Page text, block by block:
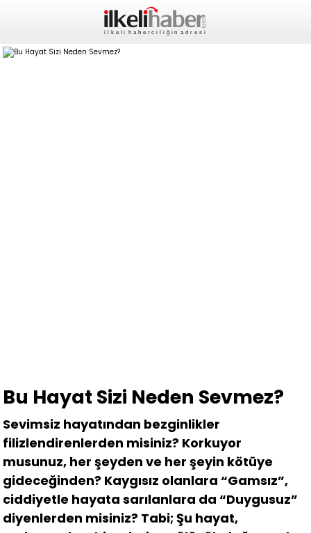
Bu Hayat Sizi Neden Sevmez?
Sevimsiz hayatından bezginlikler
filizlendirenlerden misiniz? Korkuyor
musunuz, her şeyden ve her şeyin kötüye
gideceğinden? Kaygısız olanlara “Gamsız”,
ciddiyetle hayata sarılanlara da “Duygusuz”
diyenlerden misiniz? Tabi; Şu hayat,